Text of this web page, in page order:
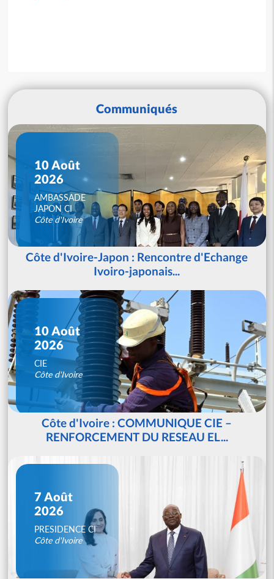
Communiqués
10 Août
2026
AMBASSADE
JAPON CI
Côte d'Ivoire
Côte d'Ivoire-Japon : Rencontre d'Echange
Ivoiro-japonais...
10 Août
2026
CIE
Côte d'Ivoire
Côte d'Ivoire : COMMUNIQUE CIE –
RENFORCEMENT DU RESEAU EL...
7 Août
2026
PRESIDENCE CI
Côte d'Ivoire